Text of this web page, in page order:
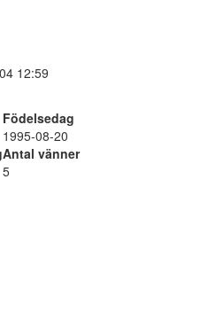
12:59
Födelsedag
1995-08-20
Antal vänner
5